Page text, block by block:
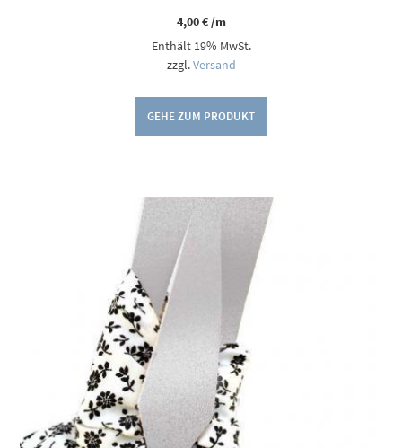
4,00€/m
Enthält 19% MwSt.
zzgl.Versand
GEHE ZUM PRODUKT